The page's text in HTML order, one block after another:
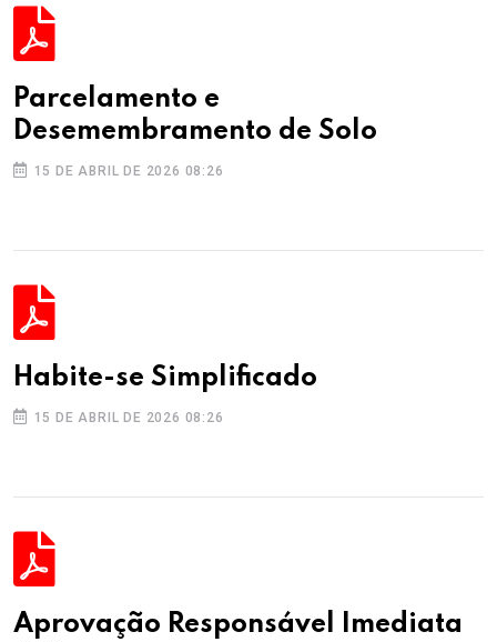
Parcelamento e
Desemembramento de Solo
15 DE ABRIL DE 2026 08:26
Habite-se Simplificado
15 DE ABRIL DE 2026 08:26
Aprovação Responsável Imediata